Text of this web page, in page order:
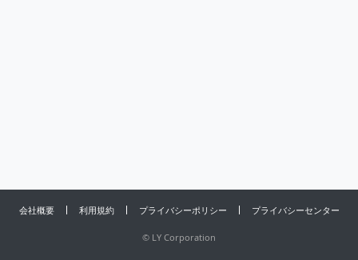
会社概要 利用規約 プライバシーポリシー プライバシーセンター
© LY Corporation